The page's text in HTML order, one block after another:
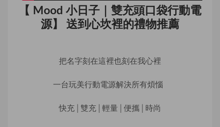
【 Mood 小日子｜雙充頭口袋行動電
源】 送到心坎裡的禮物推薦
把名字刻在這裡也刻在我心裡
一台玩美行動電源解決所有煩惱
快充│雙充│輕量│便攜│時尚